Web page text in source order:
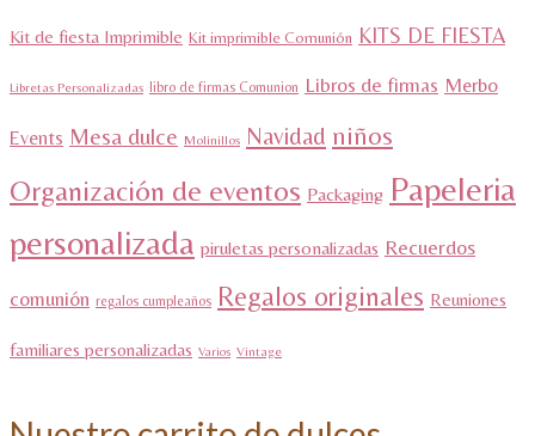
Kit de fiesta Imprimible Kit imprimible Comunión KITS DE FIESTA
Libretas Personalizadas libro de firmas Comunion Libros de firmas Merbo
Events Mesa dulce Molinillos Navidad niños
Organización de eventos Packaging Papeleria
personalizada piruletas personalizadas Recuerdos
comunión regalos cumpleaños Regalos originales Reuniones
familiares personalizadas Varios Vintage